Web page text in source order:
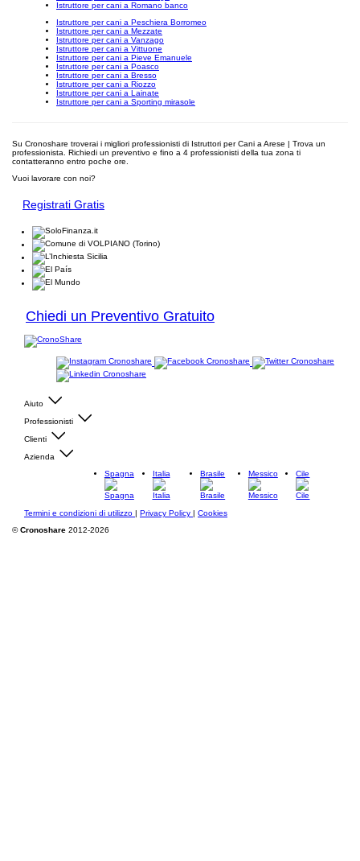
Istruttore per cani a Romano banco
Istruttore per cani a Peschiera Borromeo
Istruttore per cani a Mezzate
Istruttore per cani a Vanzago
Istruttore per cani a Vittuone
Istruttore per cani a Pieve Emanuele
Istruttore per cani a Poasco
Istruttore per cani a Bresso
Istruttore per cani a Riozzo
Istruttore per cani a Lainate
Istruttore per cani a Sporting mirasole
Su Cronoshare troverai i migliori professionisti di Istruttori per Cani a Arese | Trova un
professionista. Richiedi un preventivo e fino a 4 professionisti della tua zona ti
contatteranno entro poche ore.
Vuoi lavorare con noi?
Registrati Gratis
Chiedi un Preventivo Gratuito
Aiuto
Professionisti
Clienti
Azienda
Spagna
Italia Brasile Messico Cile
Termini e condizioni di utilizzo | Privacy Policy | Cookies
©Cronoshare 2012-2026